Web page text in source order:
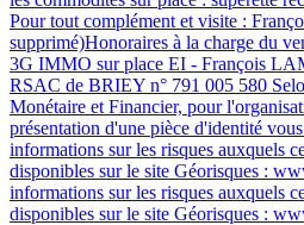
Pour tout complément et visite :
supprimé)Honoraires à la charge du
3G IMMO sur place EI - François
RSAC de BRIEY n° 791 005 580
Monétaire et Financier, pour
présentation d'une pièce d'identité
informations sur les risques auxquels
disponibles sur le site Géorisques :
informations sur les risques auxquels
disponibles sur le site Géorisques :